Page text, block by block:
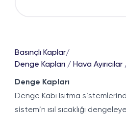
Basınçlı Kaplar/
Denge Kapları / Hava Ayırıcılar
Denge Kapları
Denge Kabı Isıtma
sistemin ısıl sıcaklığı